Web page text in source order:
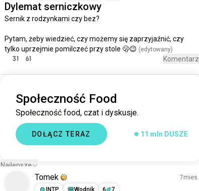
Dylemat serniczkowy
Sernik z rodzynkami czy bez?
Pytam, żeby wiedzieć, czy możemy się zaprzyjaźnić, czy
tylko uprzejmie pomilczeć przy stole 🫢😉 (edytowany)
31 61 Komentarz
Społeczność Food
Społeczność food, czat i dyskusje.
DOŁĄCZ TERAZ 11 mln DUSZE
Najlepsze
Tomek
7mies.
INTP
Wodnik 6 7